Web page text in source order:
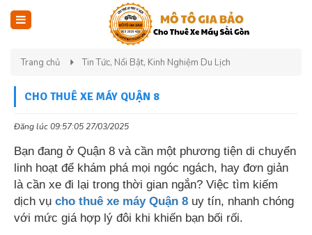
Trang chủ Tin Tức, Nổi Bật, Kinh Nghiệm Du Lịch
CHO THUÊ XE MÁY QUẬN 8
Đăng lúc 09:57:05 27/03/2025
Bạn đang ở Quận 8 và cần một phương tiện di chuyển
linh hoạt để khám phá mọi ngóc ngách, hay đơn giản
là cần xe đi lại trong thời gian ngắn? Việc tìm kiếm
dịch vụ cho thuê xe máy Quận 8 uy tín, nhanh chóng
với mức giá hợp lý đôi khi khiến bạn bối rối.